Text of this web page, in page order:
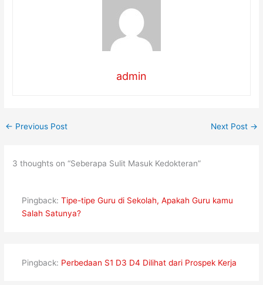
admin
← Previous Post Next Post →
3 thoughts on “Seberapa Sulit Masuk Kedokteran”
Pingback: Tipe-tipe Guru di Sekolah, Apakah Guru kamu
Salah Satunya?
Pingback: Perbedaan S1 D3 D4 Dilihat dari Prospek Kerja